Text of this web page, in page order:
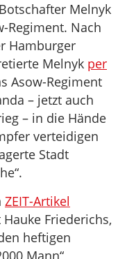
Melnyk
Regiment. Nach
Hamburger
Melnyk per
Asow-Regiment
– jetzt auch
– in die Hände
verteidigen
Stadt
ZEIT-Artikel
Friederichs,
heftigen
Mann“